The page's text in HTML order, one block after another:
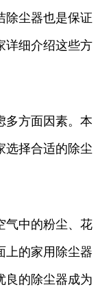
除尘器也是保证
详细介绍这些方
多方面因素。本
选择合适的除尘
气中的粉尘、花
上的家用除尘器
良的除尘器成为